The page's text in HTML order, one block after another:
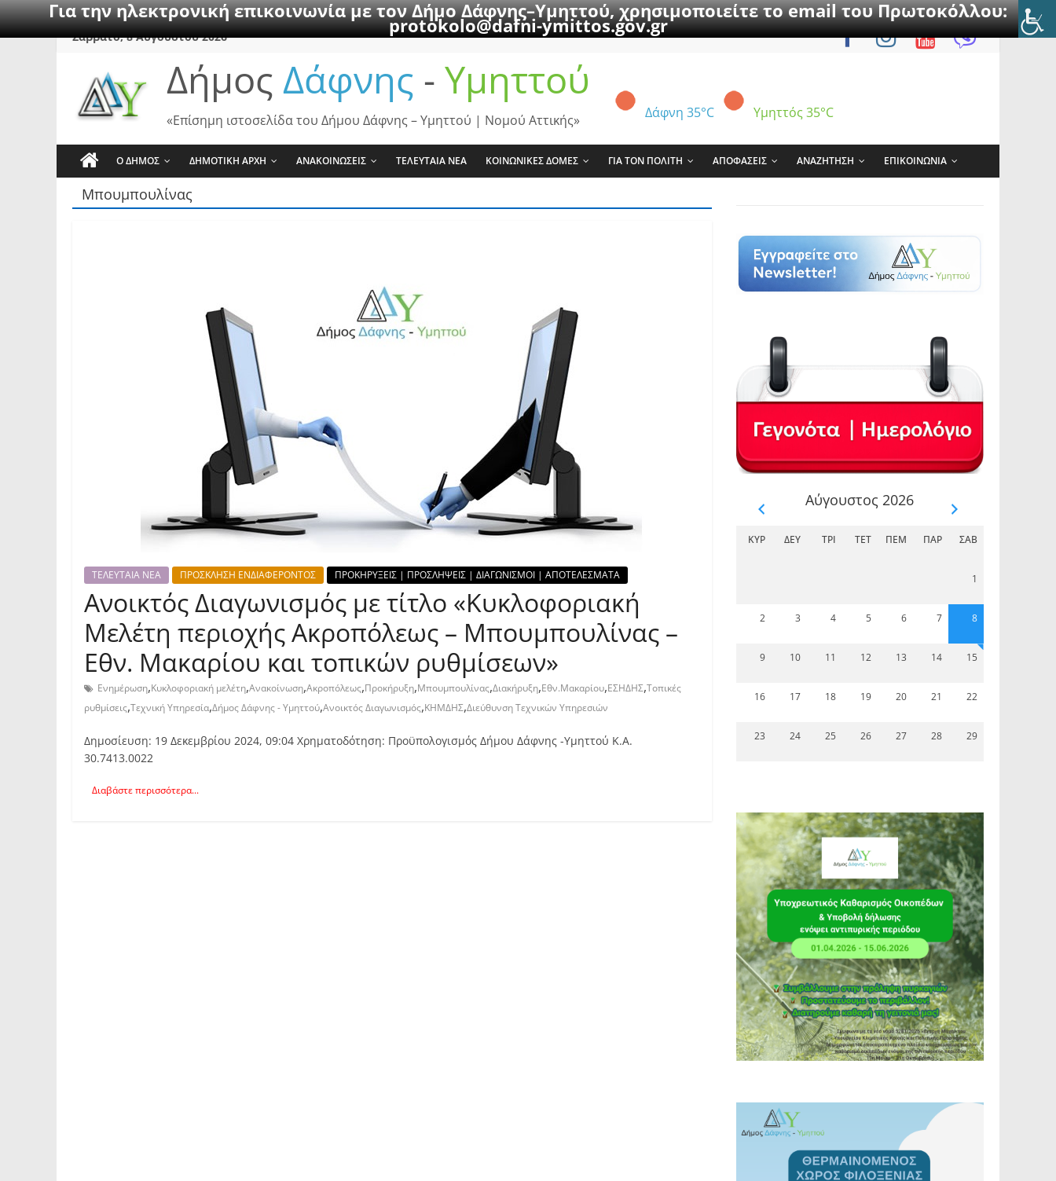
Για την ηλεκτρονική επικοινωνία με τον Δήμο Δάφνης–Υμηττού, χρησιμοποιείτε το email του Πρωτοκόλλου:
protokolo@dafni-ymittos.gov.gr
SkipΣάββατο, 8 Αυγούστου 2026
Δήμος Δάφνης - Υμηττού
Δάφνη 35°C Υμηττός 35°C
«Επίσημη ιστοσελίδα του Δήμου Δάφνης – Υμηττού | Νομού Αττικής»
Ο ΔΗΜΟΣ ΔΗΜΟΤΙΚΗ ΑΡΧΗ ΑΝΑΚΟΙΝΩΣΕΙΣ ΤΕΛΕΥΤΑΙΑ ΝΕΑ ΚΟΙΝΩΝΙΚΕΣ ΔΟΜΕΣ ΓΙΑ ΤΟΝ ΠΟΛΙΤΗ ΑΠΟΦΑΣΕΙΣ ΑΝΑΖΗΤΗΣΗ ΕΠΙΚΟΙΝΩΝΙΑ
Μπουμπουλίνας
ΤΕΛΕΥΤΑΙΑ ΝΕΑ ΠΡΟΣΚΛΗΣΗ ΕΝΔΙΑΦΕΡΟΝΤΟΣ ΠΡΟΚΗΡΥΞΕΙΣ | ΠΡΟΣΛΗΨΕΙΣ | ΔΙΑΓΩΝΙΣΜΟΙ | ΑΠΟΤΕΛΕΣΜΑΤΑ
Ανοικτός Διαγωνισμός με τίτλο «Κυκλοφοριακή
Μελέτη περιοχής Ακροπόλεως – Μπουμπουλίνας –
Εθν. Μακαρίου και τοπικών ρυθμίσεων»
Ενημέρωση,Κυκλοφοριακή μελέτη,Ανακοίνωση,Ακροπόλεως,Προκήρυξη,Μπουμπουλίνας,Διακήρυξη,Εθν.Μακαρίου,ΕΣΗΔΗΣ,Τοπικές
ρυθμίσεις,Τεχνική Υπηρεσία,Δήμος Δάφνης - Υμηττού,Ανοικτός Διαγωνισμός,ΚΗΜΔΗΣ,Διεύθυνση Τεχνικών Υπηρεσιών
Δημοσίευση: 19 Δεκεμβρίου 2024, 09:04 Χρηματοδότηση: Προϋπολογισμός Δήμου Δάφνης -Υμηττού Κ.Α.
30.7413.0022
Διαβάστε περισσότερα...
Αύγουστος 2026
ΚΥΡ ΔΕΥ ΤΡΊ ΤΕΤ ΠΈΜ ΠΑΡ ΣΆΒ
1
2 3 4 5 6 7 8
9 10 11 12 13 14 15
16 17 18 19 20 21 22
23 24 25 26 27 28 29